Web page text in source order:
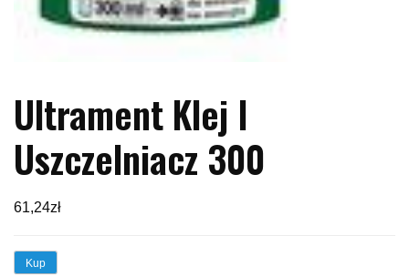
Ultrament Klej I
Uszczelniacz 300
61,24zł
Kup